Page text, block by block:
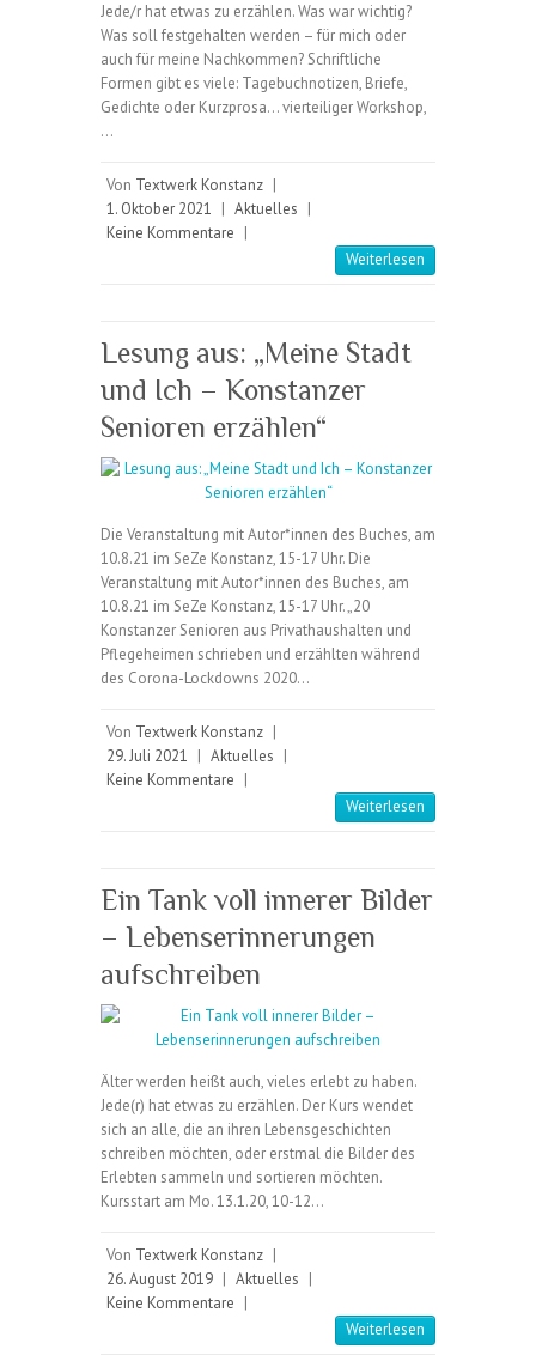
Jede/r hat etwas zu erzählen. Was war wichtig?
Was soll festgehalten werden – für mich oder
auch für meine Nachkommen? Schriftliche
Formen gibt es viele: Tagebuchnotizen, Briefe,
Gedichte oder Kurzprosa… vierteiliger Workshop,
…
Von Textwerk Konstanz |
1. Oktober 2021 | Aktuelles |
Keine Kommentare |
Weiterlesen
Lesung aus: „Meine Stadt
und Ich – Konstanzer
Senioren erzählen“
Die Veranstaltung mit Autor*innen des Buches, am
10.8.21 im SeZe Konstanz, 15-17 Uhr. Die
Veranstaltung mit Autor*innen des Buches, am
10.8.21 im SeZe Konstanz, 15-17 Uhr. „20
Konstanzer Senioren aus Privathaushalten und
Pflegeheimen schrieben und erzählten während
des Corona-Lockdowns 2020…
Von Textwerk Konstanz |
29. Juli 2021 | Aktuelles |
Keine Kommentare |
Weiterlesen
Ein Tank voll innerer Bilder
– Lebenserinnerungen
aufschreiben
Älter werden heißt auch, vieles erlebt zu haben.
Jede(r) hat etwas zu erzählen. Der Kurs wendet
sich an alle, die an ihren Lebensgeschichten
schreiben möchten, oder erstmal die Bilder des
Erlebten sammeln und sortieren möchten.
Kursstart am Mo. 13.1.20, 10-12…
Von Textwerk Konstanz |
26. August 2019 | Aktuelles |
Keine Kommentare |
Weiterlesen